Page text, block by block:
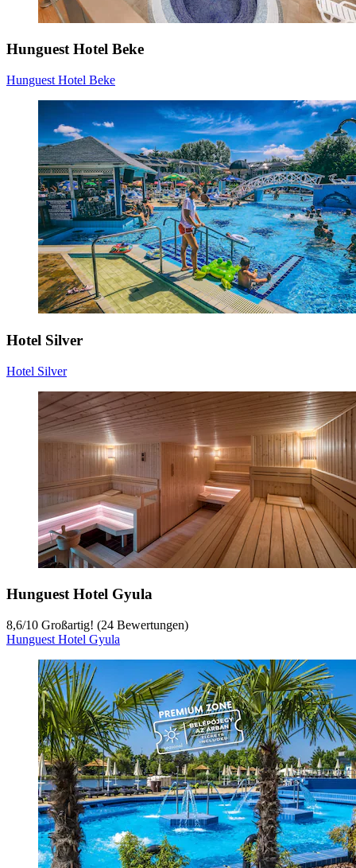
Hunguest Hotel Beke
Hunguest Hotel Beke
Hotel Silver
Hotel Silver
Hunguest Hotel Gyula
8,6/10 Großartig! (24 Bewertungen)
Hunguest Hotel Gyula